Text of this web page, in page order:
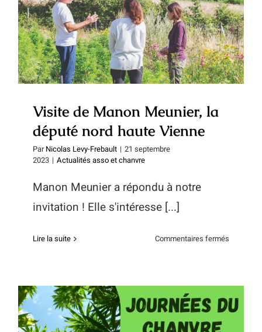
Mon compte
Visite de Manon Meunier, la
député nord haute Vienne
Visite de Manon Meunier, la
député nord haute Vienne
ParNicolas Levy-Frebault | 21 septembre
2023 | Actualités asso et chanvre
Manon Meunier a répondu à notre
invitation ! Elle s'intéresse [...]
Lire la suite Commentaires fermés
la